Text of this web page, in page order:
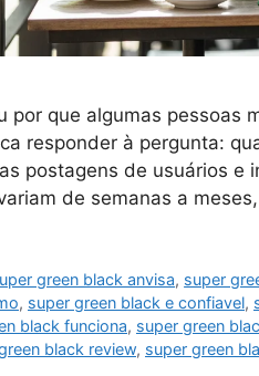
por que algumas pessoas
responder à pergunta:
postagens de usuários
de semanas a
green black anvisa, super
, super green black e confiavel,
black funciona, super green
black review, super green